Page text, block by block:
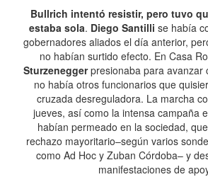
Bullrich intentó resistir, pero tuvo
estaba sola. Diego Santilli se había
gobernadores aliados el día anterior,
no habían surtido efecto. En Casa
Sturzeneggerpresionaba para avanzar
no había otros funcionarios que
cruzada desreguladora. La marcha
jueves, así como la intensa campaña
habían permeado en la sociedad,
rechazo mayoritario–según varios
como Ad Hoc y Zuban Córdoba– y
manifestaciones de